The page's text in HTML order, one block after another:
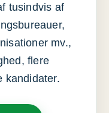
tusindvis af
mv.,
flere
kandidater.